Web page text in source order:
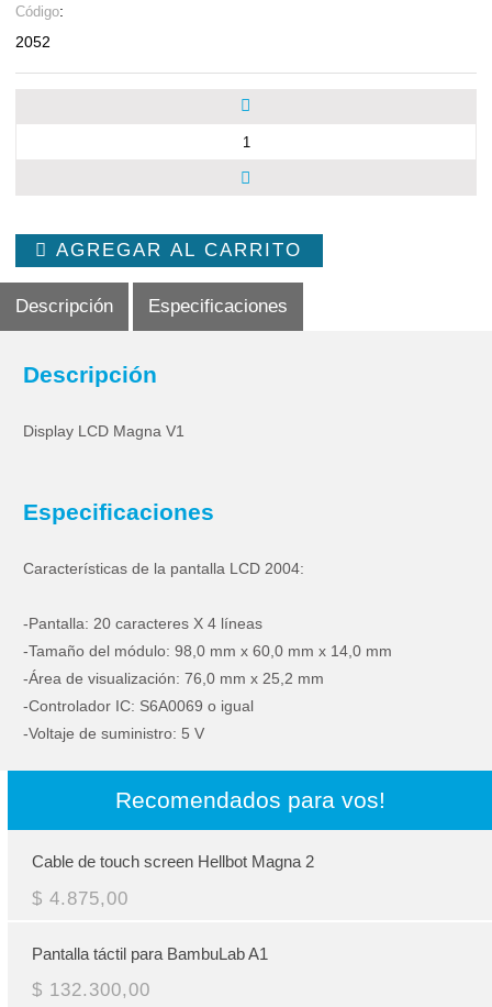
Código:
2052
AGREGAR AL CARRITO
Descripción Especificaciones
Descripción
Display LCD Magna V1
Especificaciones
Características de la pantalla LCD 2004:
-Pantalla: 20 caracteres X 4 líneas
-Tamaño del módulo: 98,0 mm x 60,0 mm x 14,0 mm
-Área de visualización: 76,0 mm x 25,2 mm
-Controlador IC: S6A0069 o igual
-Voltaje de suministro: 5 V
Recomendados para vos!
Cable de touch screen Hellbot Magna 2
$ 4.875,00
Pantalla táctil para BambuLab A1
$ 132.300,00